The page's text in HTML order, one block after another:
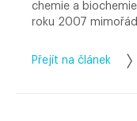
chemie a
roku 2007
Přejít na článek